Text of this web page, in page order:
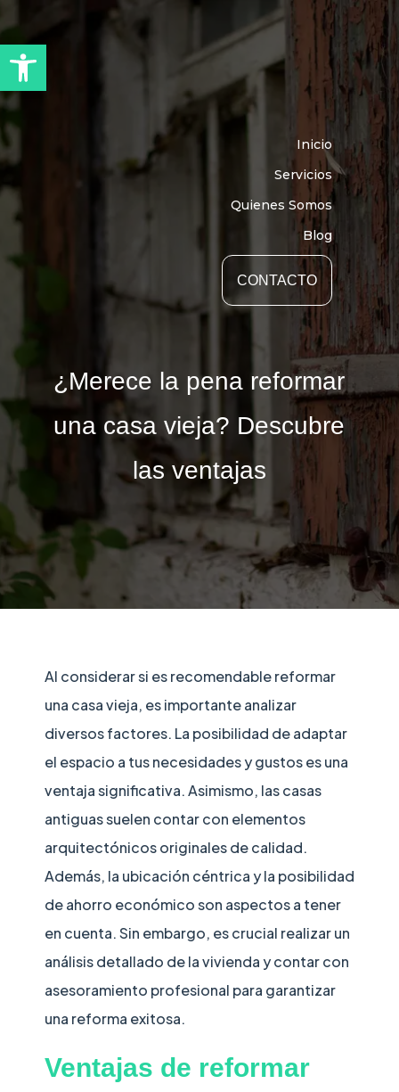
Abrir barra de herramientas
Inicio
Servicios
Quienes Somos
Blog
CONTACTO
¿Merece la pena reformar
una casa vieja? Descubre
las ventajas
Al considerar si es recomendable reformar
una casa vieja, es importante analizar
diversos factores. La posibilidad de adaptar
el espacio a tus necesidades y gustos es una
ventaja significativa. Asimismo, las casas
antiguas suelen contar con elementos
arquitectónicos originales de calidad.
Además, la ubicación céntrica y la posibilidad
de ahorro económico son aspectos a tener
en cuenta. Sin embargo, es crucial realizar un
análisis detallado de la vivienda y contar con
asesoramiento profesional para garantizar
una reforma exitosa.
Ventajas de reformar